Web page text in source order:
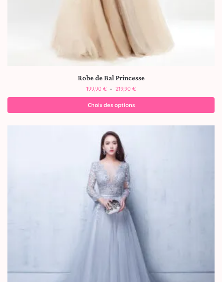
Robe de Bal Princesse
199,90 € – 219,90 €
Choix des options